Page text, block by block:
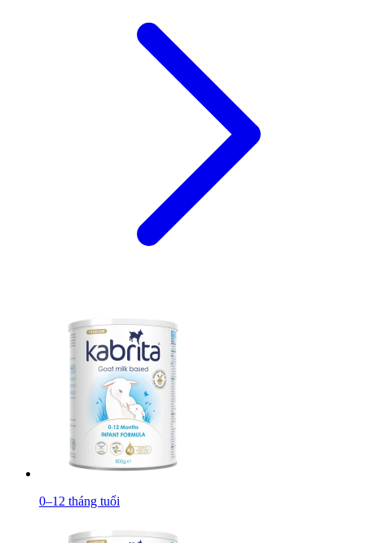
0–12 tháng tuổi